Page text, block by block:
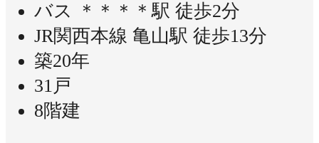
バス ＊＊＊＊駅 徒歩2分
JR関西本線 亀山駅 徒歩13分
築20年
31戸
8階建